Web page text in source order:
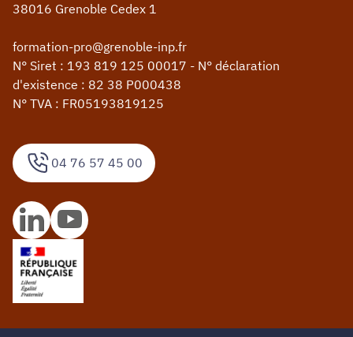
04 76 57 45 00
38016 Grenoble Cedex 1
formation-pro@grenoble-inp.fr
N° Siret : 193 819 125 00017 - N° déclaration
d'existence : 82 38 P000438
N° TVA : FR05193819125